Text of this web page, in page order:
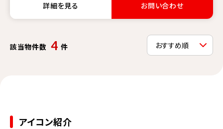
詳細を見る お問い合わせ
該当物件数 4 件
アイコン紹介